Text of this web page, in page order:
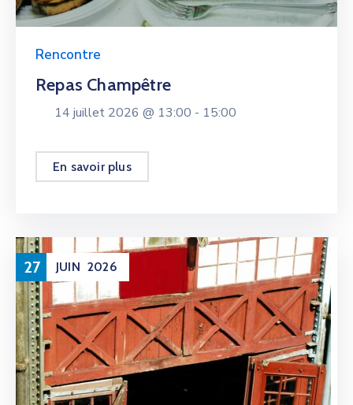
Rencontre
Repas Champêtre
14 juillet 2026 @ 13:00 - 15:00
En savoir plus
27 JUIN 2026